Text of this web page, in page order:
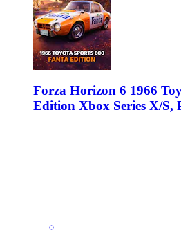
Forza Horizon 6 1966
Edition Xbox Series X/S,